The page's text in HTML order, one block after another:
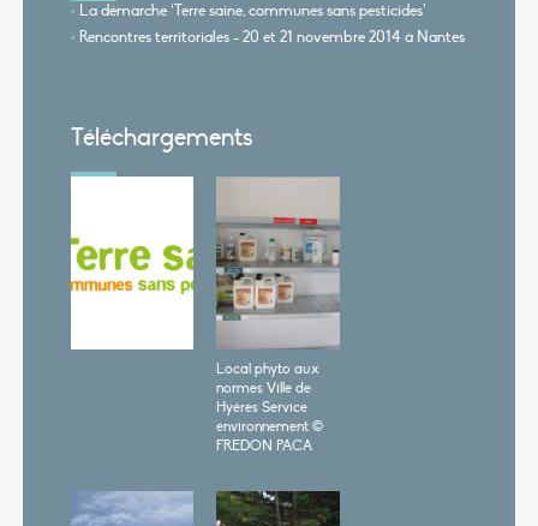
La démarche ‘Terre saine, communes sans pesticides’
Rencontres territoriales - 20 et 21 novembre 2014 à Nantes
Téléchargements
Local phyto aux
normes Ville de
Hyéres Service
environnement ©
FREDON PACA